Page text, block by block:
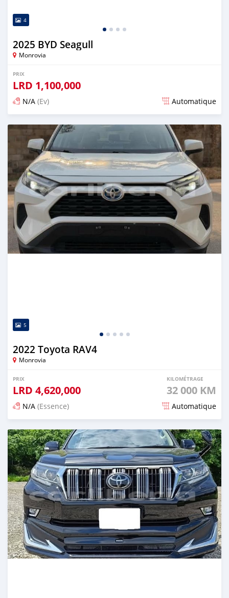
4
2025 BYD Seagull
Monrovia
PRIX
LRD 1,100,000
N/A (Ev) Automatique
Publié il y a 10 jours
5
2022 Toyota RAV4
Monrovia
PRIX
LRD 4,620,000
KILOMÉTRAGE
32 000 KM
N/A (Essence) Automatique
Publié il y a 12 jours